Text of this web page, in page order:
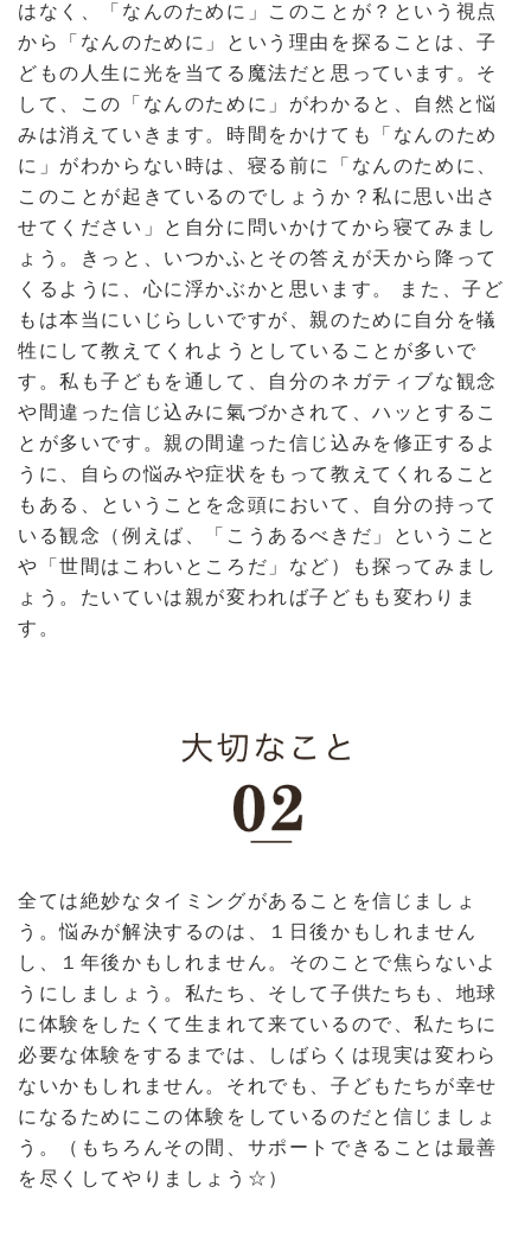
はなく、「なんのために」このことが？という視点
から「なんのために」という理由を探ることは、子
どもの人生に光を当てる魔法だと思っています。そ
して、この「なんのために」がわかると、自然と悩
みは消えていきます。時間をかけても「なんのため
に」がわからない時は、寝る前に「なんのために、
このことが起きているのでしょうか？私に思い出さ
せてください」と自分に問いかけてから寝てみまし
ょう。きっと、いつかふとその答えが天から降って
くるように、心に浮かぶかと思います。 また、子ど
もは本当にいじらしいですが、親のために自分を犠
牲にして教えてくれようとしていることが多いで
す。私も子どもを通して、自分のネガティブな観念
や間違った信じ込みに氣づかされて、ハッとするこ
とが多いです。親の間違った信じ込みを修正するよ
うに、自らの悩みや症状をもって教えてくれること
もある、ということを念頭において、自分の持って
いる観念（例えば、「こうあるべきだ」ということ
や「世間はこわいところだ」など）も探ってみまし
ょう。たいていは親が変われば子どもも変わりま
す。
全ては絶妙なタイミングがあることを信じましょ
う。悩みが解決するのは、１日後かもしれません
し、１年後かもしれません。そのことで焦らないよ
うにしましょう。私たち、そして子供たちも、地球
に体験をしたくて生まれて来ているので、私たちに
必要な体験をするまでは、しばらくは現実は変わら
ないかもしれません。それでも、子どもたちが幸せ
になるためにこの体験をしているのだと信じましょ
う。（もちろんその間、サポートできることは最善
を尽くしてやりましょう☆）